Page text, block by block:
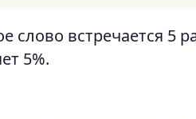
встречается 5
5%.